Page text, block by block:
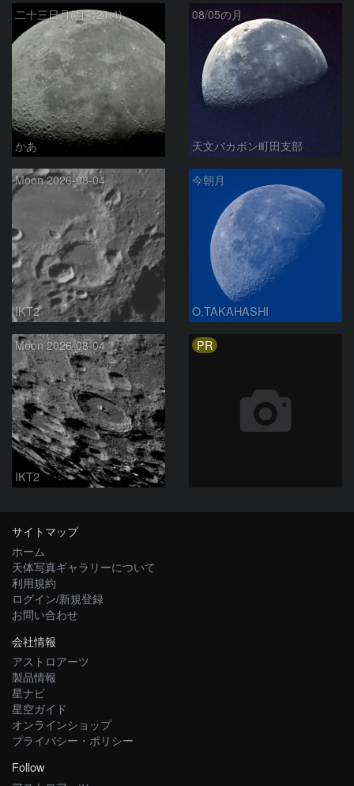
二十三日月(月齢21.4)
かあ
08/05の月
天文バカボン町田支部
Moon 2026-08-04
IKT2
今朝月
O.TAKAHASHI
Moon 2026-08-04
IKT2
PR
サイトマップ
ホーム
天体写真ギャラリーについて
利用規約
ログイン/新規登録
お問い合わせ
会社情報
アストロアーツ
製品情報
星ナビ
星空ガイド
オンラインショップ
プライバシー・ポリシー
Follow